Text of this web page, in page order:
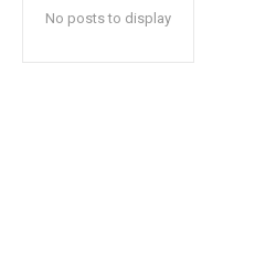
No posts to display